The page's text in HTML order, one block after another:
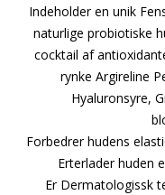
Indeholder en unik
naturlige probiotiske
cocktail af
rynke Argireline
Hyaluronsyre,
Forbedrer hudens
Erterlader huden
Er Dermatologissk